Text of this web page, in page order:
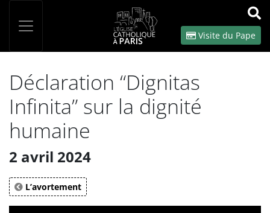
OK
Visite du Pape
Déclaration “Dignitas
Infinita” sur la dignité
humaine
2 avril 2024
L’avortement
Panneau de gestion des cookies